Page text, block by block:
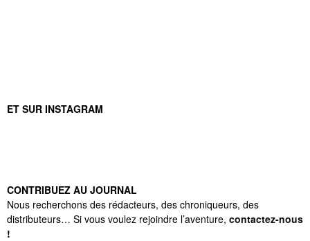
ET SUR INSTAGRAM
CONTRIBUEZ AU JOURNAL
Nous recherchons des rédacteurs, des chroniqueurs, des
distributeurs… Si vous voulez rejoindre l’aventure, contactez-nous
!